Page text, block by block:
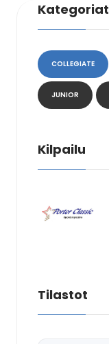
Kategoriat
COLLEGIATE
JUNIOR
Kilpailu
Tilastot